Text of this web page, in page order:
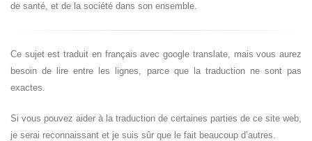
de santé, et de la société dans son ensemble.
Ce sujet est traduit en français avec google translate, mais vous aurez
besoin de lire entre les lignes, parce que la traduction ne sont pas
exactes.
Si vous pouvez aider à la traduction de certaines parties de ce site web,
je serai reconnaissant et je suis sûr que le fait beaucoup d’autres.